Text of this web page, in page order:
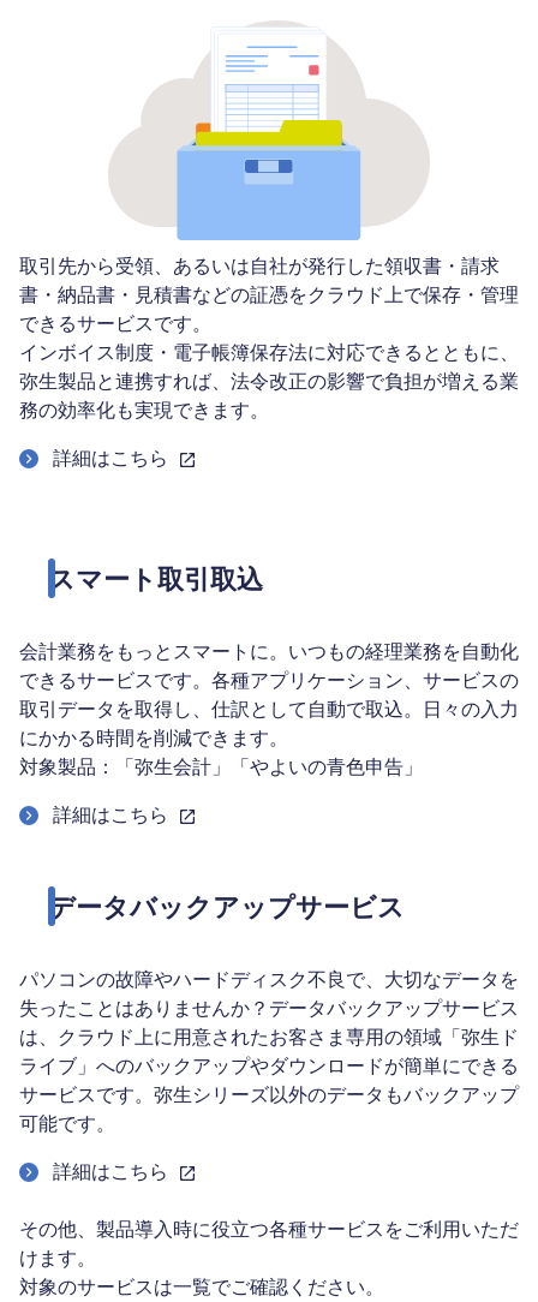
取引先から受領、あるいは自社が発行した領収書・請求
書・納品書・見積書などの証憑をクラウド上で保存・管理
できるサービスです。
インボイス制度・電子帳簿保存法に対応できるとともに、
弥生製品と連携すれば、法令改正の影響で負担が増える業
務の効率化も実現できます。
詳細はこちら
スマート取引取込
会計業務をもっとスマートに。いつもの経理業務を自動化
できるサービスです。各種アプリケーション、サービスの
取引データを取得し、仕訳として自動で取込。日々の入力
にかかる時間を削減できます。
対象製品：「弥生会計」「やよいの青色申告」
詳細はこちら
データバックアップサービス
パソコンの故障やハードディスク不良で、大切なデータを
失ったことはありませんか？データバックアップサービス
は、クラウド上に用意されたお客さま専用の領域「弥生ド
ライブ」へのバックアップやダウンロードが簡単にできる
サービスです。弥生シリーズ以外のデータもバックアップ
可能です。
詳細はこちら
その他、製品導入時に役立つ各種サービスをご利用いただ
けます。
対象のサービスは一覧でご確認ください。